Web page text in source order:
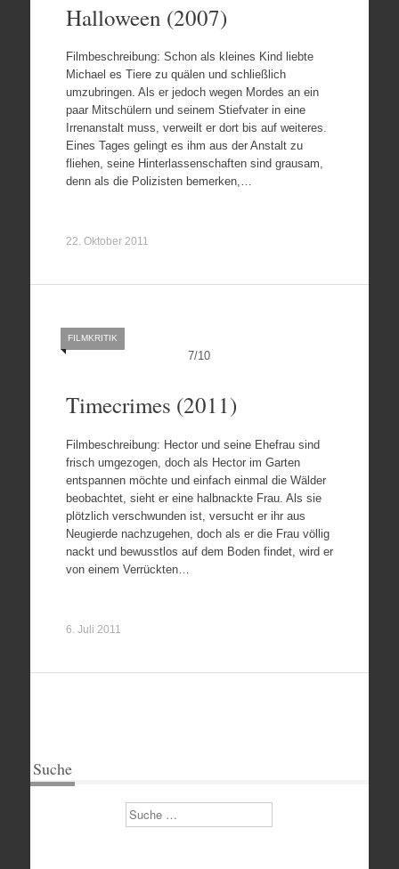
Halloween (2007)
Filmbeschreibung: Schon als kleines Kind liebte
Michael es Tiere zu quälen und schließlich
umzubringen. Als er jedoch wegen Mordes an ein
paar Mitschülern und seinem Stiefvater in eine
Irrenanstalt muss, verweilt er dort bis auf weiteres.
Eines Tages gelingt es ihm aus der Anstalt zu
fliehen, seine Hinterlassenschaften sind grausam,
denn als die Polizisten bemerken,…
22. Oktober 2011
7/10
FILMKRITIK
Timecrimes (2011)
Filmbeschreibung: Hector und seine Ehefrau sind
frisch umgezogen, doch als Hector im Garten
entspannen möchte und einfach einmal die Wälder
beobachtet, sieht er eine halbnackte Frau. Als sie
plötzlich verschwunden ist, versucht er ihr aus
Neugierde nachzugehen, doch als er die Frau völlig
nackt und bewusstlos auf dem Boden findet, wird er
von einem Verrückten…
6. Juli 2011
Suche
Suchen